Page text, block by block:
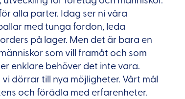
alla parter. Idag ser ni våra
med tunga fordon, leda
på lager. Men det är bara en
som vill framåt och som
enklare behöver det inte vara.
dörrar till nya möjligheter. Vårt mål
och förädla med erfarenheter.